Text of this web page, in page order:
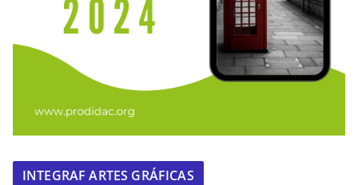
INTEGRAF ARTES GRÁFICAS